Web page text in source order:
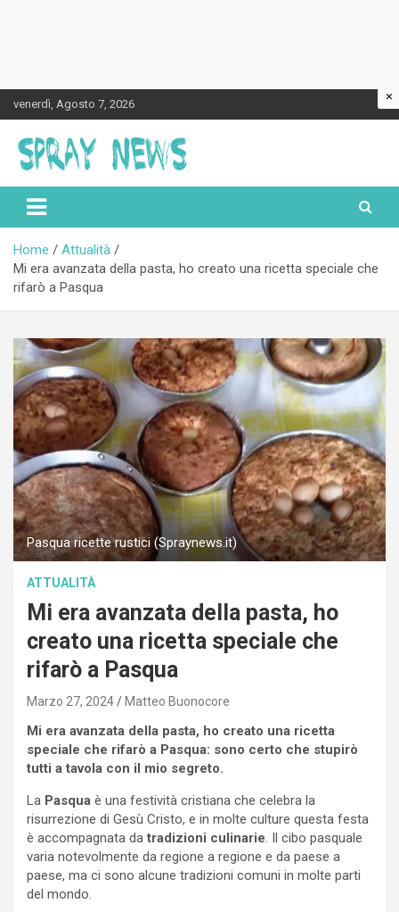
to
content
venerdì, Agosto 7, 2026
Spraynews.it
Home
Attualità
Mi era avanzata della pasta, ho creato una ricetta speciale che
rifarò a Pasqua
Pasqua ricette rustici (Spraynews.it)
ATTUALITÀ
Mi era avanzata della pasta, ho
creato una ricetta speciale che
rifarò a Pasqua
Marzo 27, 2024 Matteo Buonocore
Mi era avanzata della pasta, ho creato una ricetta
speciale che rifarò a Pasqua: sono certo che stupirò
tutti a tavola con il mio segreto.
La Pasqua è una festività cristiana che celebra la
risurrezione di Gesù Cristo, e in molte culture questa festa
è accompagnata datradizioni culinarie. Il cibo pasquale
varia notevolmente da regione a regione e da paese a
paese, ma ci sono alcune tradizioni comuni in molte parti
del mondo.
×